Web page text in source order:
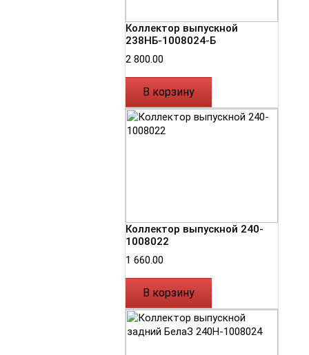
Коллектор выпускной
238НБ-1008024-Б
2 800.00
В корзину
Коллектор выпускной 240-
1008022
1 660.00
В корзину